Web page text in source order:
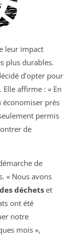
leur impact
plus durables.
d’opter pour
affirme : « En
économiser près
permis
de
de
« Nous avons
déchetset
ont été
notre
mois »,